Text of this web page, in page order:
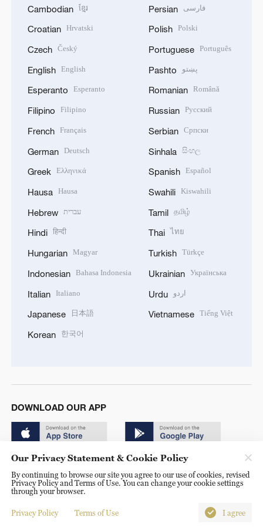
Cambodian ខ្មែរ
Croatian Hrvatski
Czech Český
English English
Esperanto Esperanto
Filipino Filipino
French Français
German Deutsch
Greek Ελληνικά
Hausa Hausa
Hebrew עברית
Hindi हिन्दी
Hungarian Magyar
Indonesian Bahasa Indonesia
Italian Italiano
Japanese 日本語
Korean 한국어
Persian فارسی
Polish Polski
Portuguese Português
Pashto پښتو
Romanian Română
Russian Русский
Serbian Српски
Sinhala සිංහල
Spanish Español
Swahili Kiswahili
Tamil தமிழ்
Thai ไทย
Turkish Türkçe
Ukrainian Українська
Urdu اردو
Vietnamese Tiếng Việt
DOWNLOAD OUR APP
© China Radio International.CRI. All Rights Reserved. 16A
Shijingshan Road, Beijing, China. 100040
Our Privacy Statement & Cookie Policy
By continuing to browse our site you agree to our use of cookies, revised
Privacy Policy and Terms of Use. You can change your cookie settings
through your browser.
Privacy Policy Terms of Use I agree